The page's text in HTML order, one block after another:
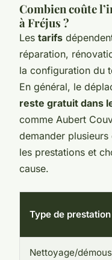
Combien coûte
à Fréjus ?
Les tarifs
réparation,
la configuration du
En général, le
reste gratuit dans
comme Aubert
demander
les prestations et
cause.
Type de prestation
Nettoyage/